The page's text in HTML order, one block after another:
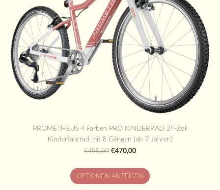
PROMETHEUS 4 Farben PRO KINDERRAD 24-Zoll
Kinderfahrrad mit 8 Gängen (ab 7 Jahren)
€495,00 €470,00
OPTIONEN ANZEIGEN